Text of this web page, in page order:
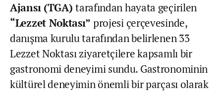
Ajansı (TGA)tarafından hayata geçirilen
“Lezzet Noktası” projesi çerçevesinde,
danışma kurulu tarafından belirlenen 33
Lezzet Noktası ziyaretçilere kapsamlı bir
gastronomi deneyimi sundu. Gastronominin
kültürel deneyimin önemli bir parçası olarak